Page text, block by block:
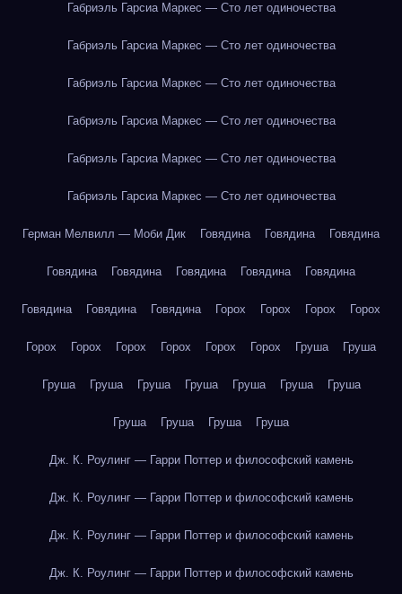
Габриэль Гарсиа Маркес — Сто лет одиночества
Габриэль Гарсиа Маркес — Сто лет одиночества
Габриэль Гарсиа Маркес — Сто лет одиночества
Габриэль Гарсиа Маркес — Сто лет одиночества
Габриэль Гарсиа Маркес — Сто лет одиночества
Габриэль Гарсиа Маркес — Сто лет одиночества
Герман Мелвилл — Моби Дик Говядина Говядина Говядина
Говядина Говядина Говядина Говядина Говядина
Говядина Говядина Говядина Горох Горох Горох Горох
Горох Горох Горох Горох Горох Горох Груша Груша
Груша Груша Груша Груша Груша Груша Груша
Груша Груша Груша Груша
Дж. К. Роулинг — Гарри Поттер и философский камень
Дж. К. Роулинг — Гарри Поттер и философский камень
Дж. К. Роулинг — Гарри Поттер и философский камень
Дж. К. Роулинг — Гарри Поттер и философский камень